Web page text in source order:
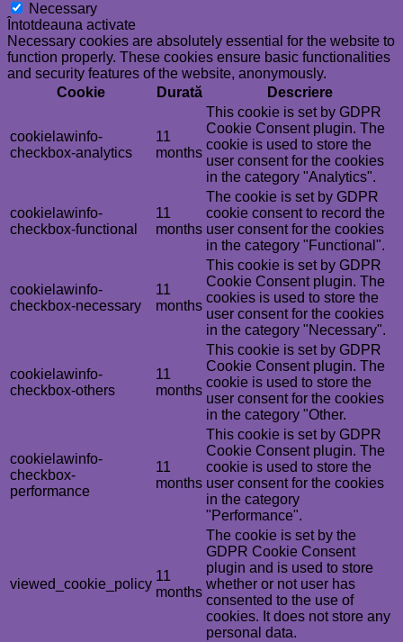
Necessary
Întotdeauna activate
Necessary cookies are absolutely essential for the website to
function properly. These cookies ensure basic functionalities
and security features of the website, anonymously.
Cookie
Durată Descriere
cookielawinfo-
checkbox-analytics
11
months
This cookie is set by GDPR
Cookie Consent plugin. The
cookie is used to store the
user consent for the cookies
in the category "Analytics".
cookielawinfo-
checkbox-functional
11
months
The cookie is set by GDPR
cookie consent to record the
user consent for the cookies
in the category "Functional".
cookielawinfo-
checkbox-necessary
11
months
This cookie is set by GDPR
Cookie Consent plugin. The
cookies is used to store the
user consent for the cookies
in the category "Necessary".
cookielawinfo-
checkbox-others
11
months
This cookie is set by GDPR
Cookie Consent plugin. The
cookie is used to store the
user consent for the cookies
in the category "Other.
cookielawinfo-
checkbox-
performance
11
months
This cookie is set by GDPR
Cookie Consent plugin. The
cookie is used to store the
user consent for the cookies
in the category
"Performance".
viewed_cookie_policy
11
months
The cookie is set by the
GDPR Cookie Consent
plugin and is used to store
whether or not user has
consented to the use of
cookies. It does not store any
personal data.